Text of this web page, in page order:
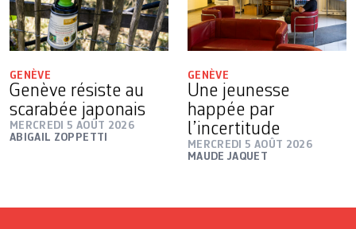
GENÈVE
Genève résiste au
scarabée japonais
MERCREDI 5 AOÛT 2026
ABIGAIL ZOPPETTI
GENÈVE
Une jeunesse
happée par
l’incertitude
MERCREDI 5 AOÛT 2026
MAUDE JAQUET